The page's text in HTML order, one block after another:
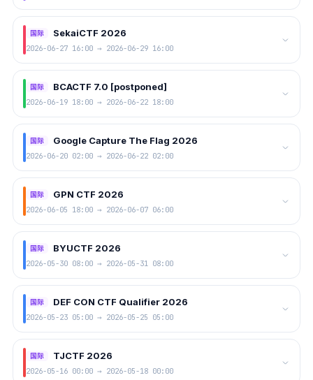
国际 SekaiCTF 2026
2026-06-27 16:00 → 2026-06-29 16:00
国际 BCACTF 7.0 [postponed]
2026-06-19 18:00 → 2026-06-22 18:00
国际 Google Capture The Flag 2026
2026-06-20 02:00 → 2026-06-22 02:00
国际 GPN CTF 2026
2026-06-05 18:00 → 2026-06-07 06:00
国际 BYUCTF 2026
2026-05-30 08:00 → 2026-05-31 08:00
国际 DEF CON CTF Qualifier 2026
2026-05-23 05:00 → 2026-05-25 05:00
国际 TJCTF 2026
2026-05-16 00:00 → 2026-05-18 00:00